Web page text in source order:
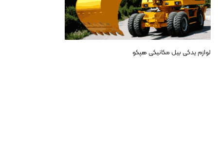
لوازم یدکی بیل مکانیکی هپکو